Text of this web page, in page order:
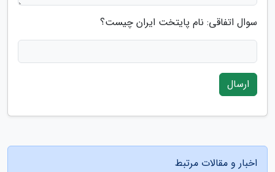
سوال اتفاقی: نام پایتخت ایران چیست؟
ارسال
اخبار و مقالات مرتبط